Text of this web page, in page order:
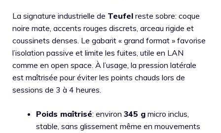
La signature industrielle de Teufel reste sobre: coque
noire mate, accents rouges discrets, arceau rigide et
coussinets denses. Le gabarit « grand format » favorise
l’isolation passive et limite les fuites, utile en LAN
comme en open space. À l’usage, la pression latérale
est maîtrisée pour éviter les points chauds lors de
sessions de 3 à 4 heures.
Poids maîtrisé: environ 345 g micro inclus,
stable, sans glissement même en mouvements